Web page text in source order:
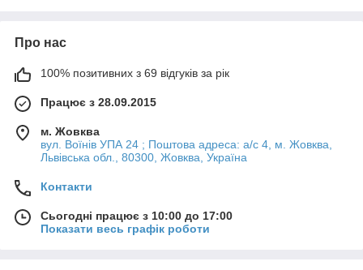
Про нас
100% позитивних з 69 відгуків за рік
Працює з 28.09.2015
м. Жовква
вул. Воїнів УПА 24 ; Поштова адреса: а/с 4, м. Жовква,
Львівська обл., 80300, Жовква, Україна
Контакти
Сьогодні працює з 10:00 до 17:00
Показати весь графік роботи